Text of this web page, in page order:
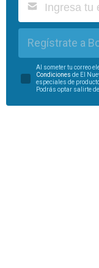
Regístrate a
Al someter tu correo
Condiciones de El
especiales de
Podrás optar salirte